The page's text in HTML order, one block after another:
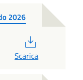
2026
Scarica